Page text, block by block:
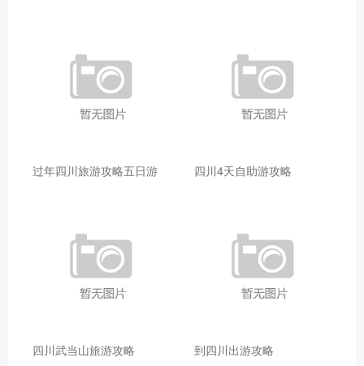
过年四川旅游攻略五日游 四川4天自助游攻略
四川武当山旅游攻略 到四川出游攻略